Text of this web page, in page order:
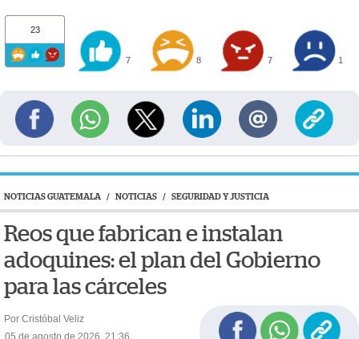
23
7 8 7 1
NOTICIAS GUATEMALA / NOTICIAS / SEGURIDAD Y JUSTICIA
Reos que fabrican e instalan
adoquines: el plan del Gobierno
para las cárceles
Por Cristóbal Veliz